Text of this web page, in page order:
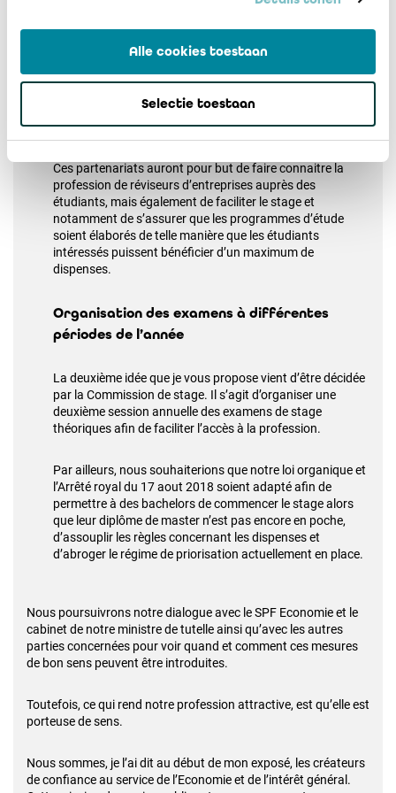
Alle cookies toestaan
Selectie toestaan
universités et hautes écoles du pays.
Complémentairement aux efforts déjà accomplis par le
conseil des jeunes, je souhaiterais utiliser ces réviseurs
profession afin de conclure des partenariats avec les
universités et hautes écoles dans lesquelles ils enseignent.
Ces partenariats auront pour but de faire connaitre la
profession de réviseurs d’entreprises auprès des
étudiants, mais également de faciliter le stage et
notamment de s’assurer que les programmes d’étude
soient élaborés de telle manière que les étudiants
intéressés puissent bénéficier d’un maximum de
dispenses.
Organisation des examens à différentes
périodes de l’année
La deuxième idée que je vous propose vient d’être décidée
par la Commission de stage. Il s’agit d’organiser une
deuxième session annuelle des examens de stage
théoriques afin de faciliter l’accès à la profession.
Par ailleurs, nous souhaiterions que notre loi organique et
l’Arrêté royal du 17 aout 2018 soient adapté afin de
permettre à des bachelors de commencer le stage alors
que leur diplôme de master n’est pas encore en poche,
d’assouplir les règles concernant les dispenses et
d’abroger le régime de priorisation actuellement en place.
Nous poursuivrons notre dialogue avec le SPF Economie et le
cabinet de notre ministre de tutelle ainsi qu’avec les autres
parties concernées pour voir quand et comment ces mesures
de bon sens peuvent être introduites.
Toutefois, ce qui rend notre profession attractive, est qu’elle est
porteuse de sens.
Nous sommes, je l’ai dit au début de mon exposé, les créateurs
de confiance au service de l’Economie et de l’intérêt général.